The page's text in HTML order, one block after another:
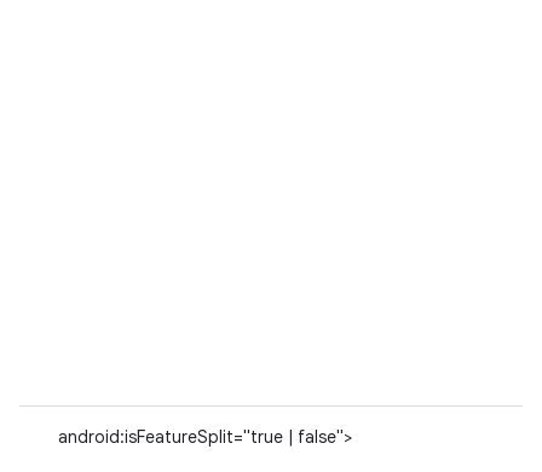
android:isFeatureSplit="true | false">